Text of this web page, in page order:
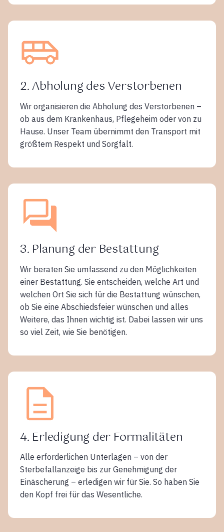
2. Abholung des Verstorbenen
Wir organisieren die Abholung des Verstorbenen –
ob aus dem Krankenhaus, Pflegeheim oder von zu
Hause. Unser Team übernimmt den Transport mit
größtem Respekt und Sorgfalt.
3. Planung der Bestattung
Wir beraten Sie umfassend zu den Möglichkeiten
einer Bestattung. Sie entscheiden, welche Art und
welchen Ort Sie sich für die Bestattung wünschen,
ob Sie eine Abschiedsfeier wünschen und alles
Weitere, das Ihnen wichtig ist. Dabei lassen wir uns
so viel Zeit, wie Sie benötigen.
4. Erledigung der Formalitäten
Alle erforderlichen Unterlagen – von der
Sterbefallanzeige bis zur Genehmigung der
Einäscherung – erledigen wir für Sie. So haben Sie
den Kopf frei für das Wesentliche.